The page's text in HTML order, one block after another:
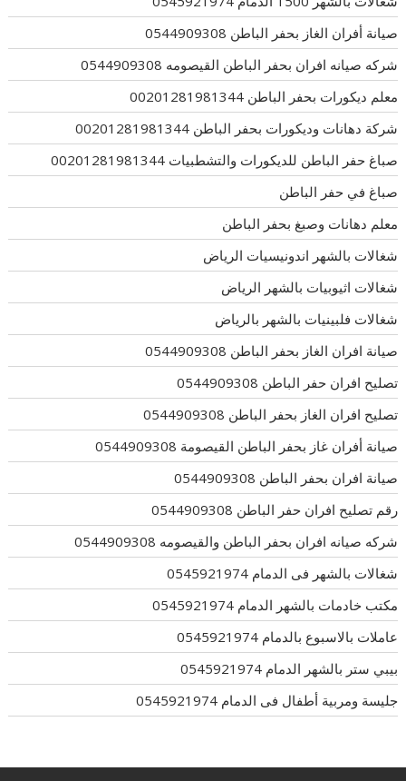
صيانة أفران الغاز بحفر الباطن 0544909308
شركه صيانه افران بحفر الباطن القيصومه 0544909308
معلم ديكورات بحفر الباطن 00201281981344
شركة دهانات وديكورات بحفر الباطن 00201281981344
صباغ حفر الباطن للديكورات والتشطبيات 00201281981344
صباغ في حفر الباطن
معلم دهانات وصبغ بحفر الباطن
شغالات بالشهر اندونيسيات الرياض
شغالات اثيوبيات بالشهر الرياض
شغالات فلبينيات بالشهر بالرياض
صيانة افران الغاز بحفر الباطن 0544909308
تصليح افران حفر الباطن 0544909308
تصليح افران الغاز بحفر الباطن 0544909308
صيانة أفران غاز بحفر الباطن القيصومة 0544909308
صيانة افران بحفر الباطن 0544909308
رقم تصليح افران حفر الباطن 0544909308
شركه صيانه افران بحفر الباطن والقيصومه 0544909308
شغالات بالشهر فى الدمام 0545921974
مكتب خادمات بالشهر الدمام 0545921974
عاملات بالاسبوع بالدمام 0545921974
بيبي ستر بالشهر الدمام 0545921974
جليسة ومربية أطفال فى الدمام 0545921974